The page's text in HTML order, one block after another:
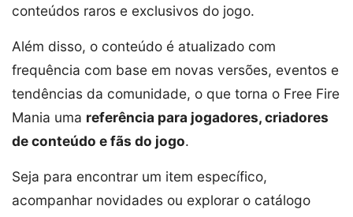
conteúdos raros e exclusivos do jogo.
Além disso, o conteúdo é atualizado com
frequência com base em novas versões, eventos e
tendências da comunidade, o que torna o Free Fire
Mania uma referência para jogadores, criadores
de conteúdo e fãs do jogo.
Seja para encontrar um item específico,
acompanhar novidades ou explorar o catálogo